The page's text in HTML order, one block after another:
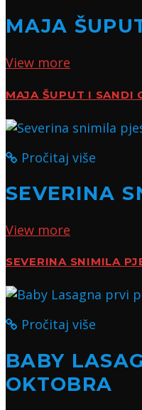
MAJA
View more
MAJA ŠUPUT I SANDI
Pročitaj više
SEVERINA
View more
SEVERINA SNIMILA
Pročitaj više
BABY
OKTOBRA